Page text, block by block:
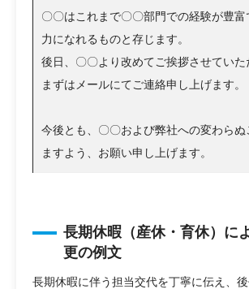
〇〇はこれまで〇〇部門での経験が豊富
力になれるものと存じます。
後日、〇〇より改めてご挨拶させていた
まずはメールにてご連絡申し上げます。
今後とも、〇〇および弊社への変わらぬ
ますよう、お願い申し上げます。
長期休暇（産休・育休）に
更の例文
長期休暇に伴う担当交代を丁寧に伝え、